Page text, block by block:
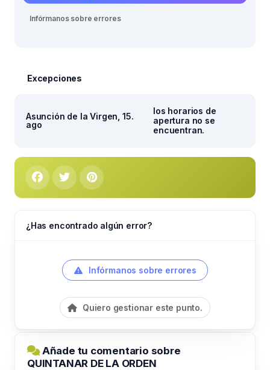
Infórmanos sobre errores
Excepciones
Asunción de la Virgen, 15.
ago
los horarios de
apertura no se
encuentran.
¿Has encontrado algún error?
Infórmanos sobre errores
Quiero gestionar este punto.
Añade tu comentario sobre
QUINTANAR DE LA ORDEN